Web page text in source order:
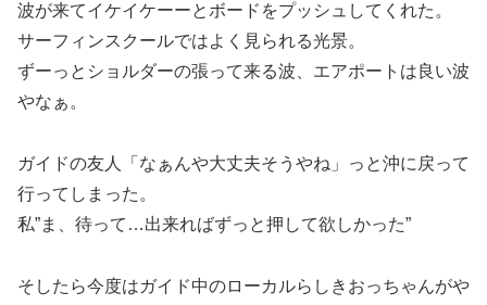
波が来てイケイケーーとボードをプッシュしてくれた。
サーフィンスクールではよく見られる光景。
ずーっとショルダーの張って来る波、エアポートは良い波
やなぁ。
ガイドの友人「なぁんや大丈夫そうやね」っと沖に戻って
行ってしまった。
私”ま、待って…出来ればずっと押して欲しかった”
そしたら今度はガイド中のローカルらしきおっちゃんがや